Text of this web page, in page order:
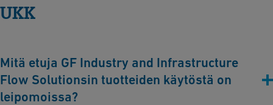
UKK
Mitä etuja GF Industry and Infrastructure
Flow Solutionsin tuotteiden käytöstä on
leipomoissa?